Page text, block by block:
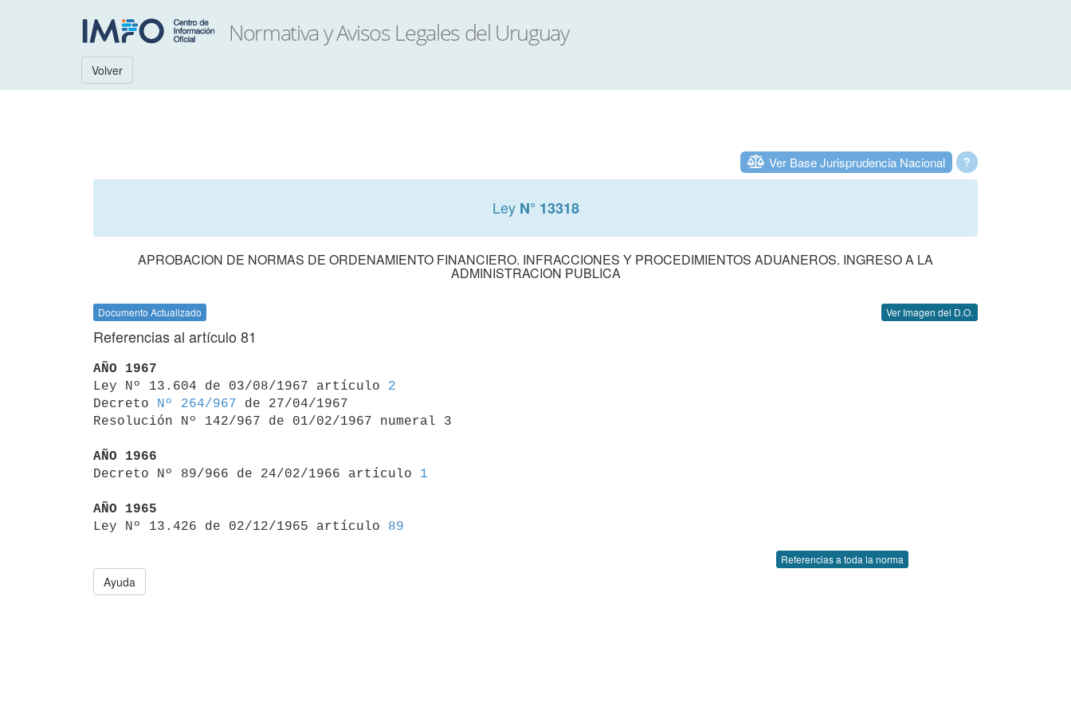
Volver
?
Ver Base Jurisprudencia Nacional
Ley N° 13318
APROBACION DE NORMAS DE ORDENAMIENTO FINANCIERO. INFRACCIONES Y PROCEDIMIENTOS ADUANEROS. INGRESO A LA
ADMINISTRACION PUBLICA
Documento Actualizado Ver Imagen del D.O.
Referencias al artículo 81
AÑO 1967
Ley Nº 13.604 de 03/08/1967 artículo 2
Decreto
Nº 264/967 de 27/04/1967
Resolución Nº 142/967 de 01/02/1967 numeral 3
AÑO 1966
Decreto Nº 89/966 de 24/02/1966 artículo 1
AÑO 1965
Ley Nº 13.426 de 02/12/1965 artículo 89
Referencias a toda la norma
Ayuda